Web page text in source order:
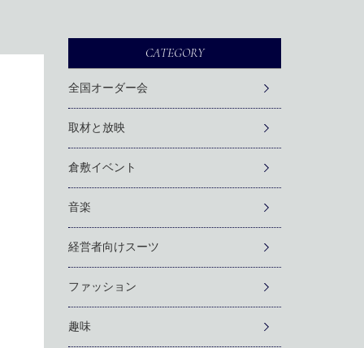
CATEGORY
全国オーダー会
取材と放映
倉敷イベント
音楽
経営者向けスーツ
ファッション
趣味